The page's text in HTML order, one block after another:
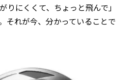
りにくくて、ちょっと飛んで」
それが今、分かっていることで